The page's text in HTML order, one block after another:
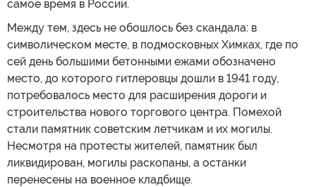
самое время в России.
Между тем, здесь не обошлось без скандала: в
символическом месте, в подмосковных Химках, где по
сей день большими бетонными ежами обозначено
место, до которого гитлеровцы дошли в 1941 году,
потребовалось место для расширения дороги и
строительства нового торгового центра. Помехой
стали памятник советским летчикам и их могилы.
Несмотря на протесты жителей, памятник был
ликвидирован, могилы раскопаны, а останки
перенесены на военное кладбище.